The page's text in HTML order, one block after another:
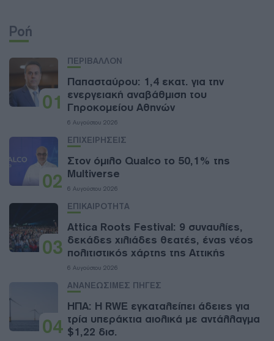
Ροή
01
ΠΕΡΙΒΑΛΛΟΝ
Παπασταύρου: 1,4 εκατ. για την
ενεργειακή αναβάθμιση του
Γηροκομείου Αθηνών
6 Αυγούστου 2026
02
ΕΠΙΧΕΙΡΗΣΕΙΣ
Στον όμιλο Qualco το 50,1% της
Multiverse
6 Αυγούστου 2026
03
ΕΠΙΚΑΙΡΟΤΗΤΑ
Attica Roots Festival: 9 συναυλίες,
δεκάδες χιλιάδες θεατές, ένας νέος
πολιτιστικός χάρτης της Αττικής
6 Αυγούστου 2026
04
ΑΝΑΝΕΩΣΙΜΕΣ ΠΗΓΕΣ
ΗΠΑ: Η RWE εγκαταλείπει άδειες για
τρία υπεράκτια αιολικά με αντάλλαγμα
$1,22 δισ.